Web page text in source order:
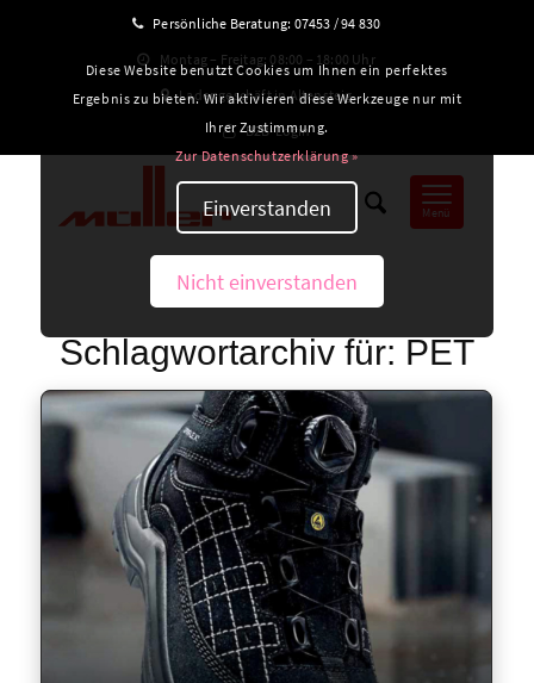
Persönliche Beratung: 07453 / 94 830
Montag – Freitag: 08:00 – 18:00 Uhr
Ladengeschäft in Altensteig
B2B-Login
Menü
Schlagwortarchiv für: PET
Diese Website benutzt Cookies um Ihnen ein perfektes
Ergebnis zu bieten. Wir aktivieren diese Werkzeuge nur mit
Ihrer Zustimmung.
Zur Datenschutzerklärung »
Einverstanden
Nicht einverstanden